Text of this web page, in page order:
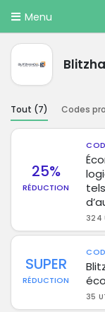
Menu
Tout (7) Codes
25%
RÉDUCTION
324
SUPER
RÉDUCTION
35